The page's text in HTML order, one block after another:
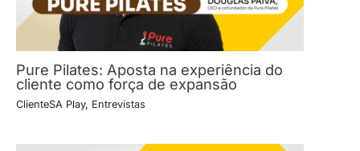
Pure Pilates: Aposta na experiência do
cliente como força de expansão
ClienteSA Play, Entrevistas